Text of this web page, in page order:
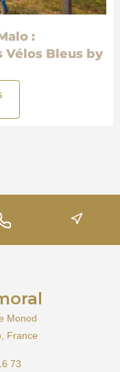
:
Vélos Bleus by
Monod
France
73